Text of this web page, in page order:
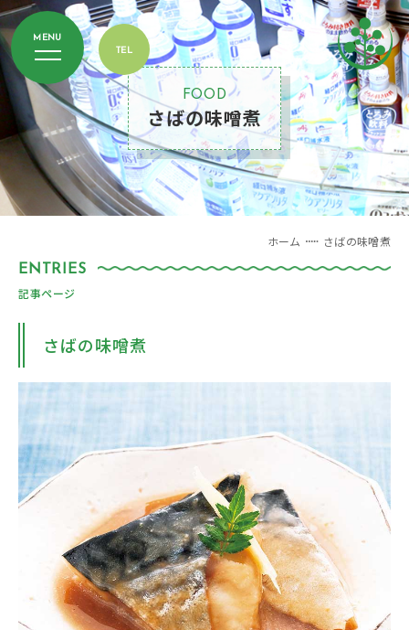
FOOD
さばの味噌煮
ホーム さばの味噌煮
記事ページ
さばの味噌煮